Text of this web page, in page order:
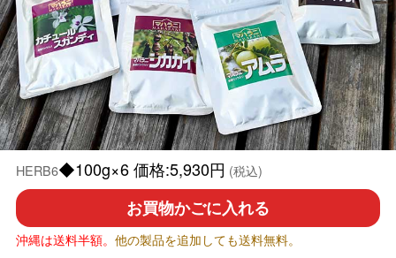
HERB6◆100g×6 価格:5,930円 (税込)
お買物かごに入れる
沖縄は送料半額。 他の製品を追加しても送料無料。